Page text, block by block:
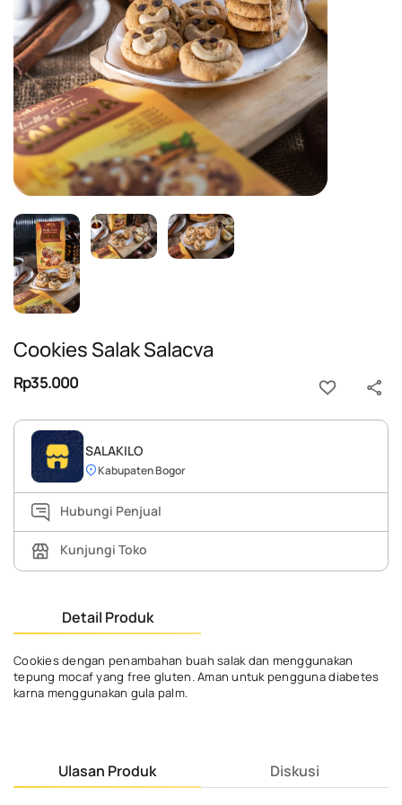
Cookies Salak Salacva
Rp35.000
SALAKILO
Kabupaten Bogor
Hubungi Penjual
Kunjungi Toko
Detail Produk
Cookies dengan penambahan buah salak dan menggunakan
tepung mocaf yang free gluten. Aman untuk pengguna diabetes
karna menggunakan gula palm.
Ulasan Produk Diskusi